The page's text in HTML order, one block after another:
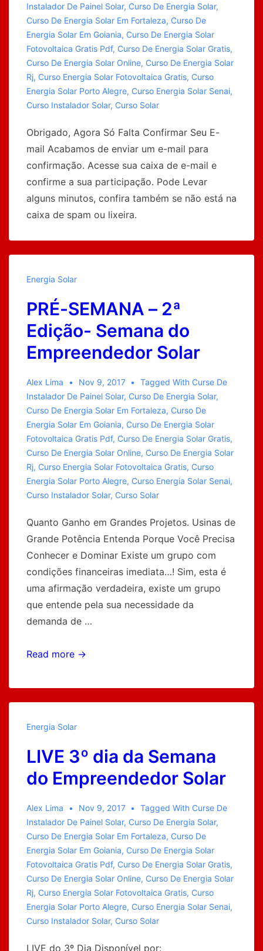
Instalador De Painel Solar, Curso De Energia Solar,
Curso De Energia Solar Em Fortaleza, Curso De
Energia Solar Em Goiania, Curso De Energia Solar
Fotovoltaica Gratis Pdf, Curso De Energia Solar Gratis,
Curso De Energia Solar Online, Curso De Energia Solar
Rj, Curso Energia Solar Fotovoltaica Gratis, Curso
Energia Solar Porto Alegre, Curso Energia Solar Senai,
Curso Instalador Solar, Curso Solar
Obrigado, Agora Só Falta Confirmar Seu E-
mail Acabamos de enviar um e-mail para
confirmação. Acesse sua caixa de e-mail e
confirme a sua participação. Pode Levar
alguns minutos, confira também se não está na
caixa de spam ou lixeira.
Energia Solar
PRÉ-SEMANA – 2ª
Edição- Semana do
Empreendedor Solar
Alex Lima Nov 9, 2017 Tagged With Curse De
Instalador De Painel Solar, Curso De Energia Solar,
Curso De Energia Solar Em Fortaleza, Curso De
Energia Solar Em Goiania, Curso De Energia Solar
Fotovoltaica Gratis Pdf, Curso De Energia Solar Gratis,
Curso De Energia Solar Online, Curso De Energia Solar
Rj, Curso Energia Solar Fotovoltaica Gratis, Curso
Energia Solar Porto Alegre, Curso Energia Solar Senai,
Curso Instalador Solar, Curso Solar
Quanto Ganho em Grandes Projetos. Usinas de
Grande Potência Entenda Porque Você Precisa
Conhecer e Dominar Existe um grupo com
condições financeiras imediata…! Sim, esta é
uma afirmação verdadeira, existe um grupo
que entende pela sua necessidade da
demanda de …
PRÉ-
–
2ª
do
Empreendedor
Solar
Read more →
Energia Solar
LIVE 3º dia da Semana
do Empreendedor Solar
Alex Lima Nov 9, 2017 Tagged With Curse De
Instalador De Painel Solar, Curso De Energia Solar,
Curso De Energia Solar Em Fortaleza, Curso De
Energia Solar Em Goiania, Curso De Energia Solar
Fotovoltaica Gratis Pdf, Curso De Energia Solar Gratis,
Curso De Energia Solar Online, Curso De Energia Solar
Rj, Curso Energia Solar Fotovoltaica Gratis, Curso
Energia Solar Porto Alegre, Curso Energia Solar Senai,
Curso Instalador Solar, Curso Solar
LIVE do 3º Dia Disponível por: